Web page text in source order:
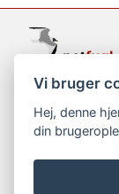
copyright ©
Vi bruger
Hej, denne
din